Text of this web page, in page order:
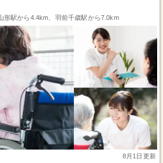
形駅から4.4km、羽前千歳駅から7.0km
8月1日更新